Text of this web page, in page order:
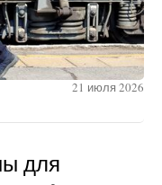
21 июля 2026
для